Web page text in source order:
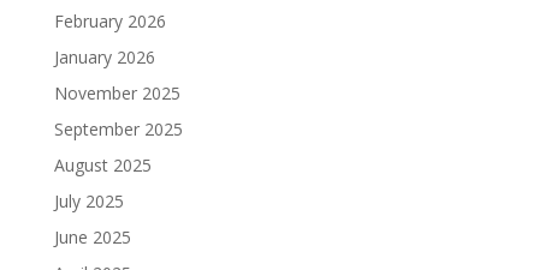
February 2026
January 2026
November 2025
September 2025
August 2025
July 2025
June 2025